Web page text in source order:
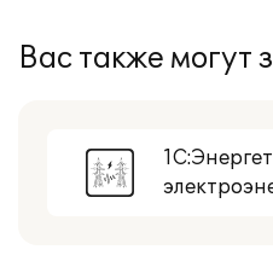
Вас также могут